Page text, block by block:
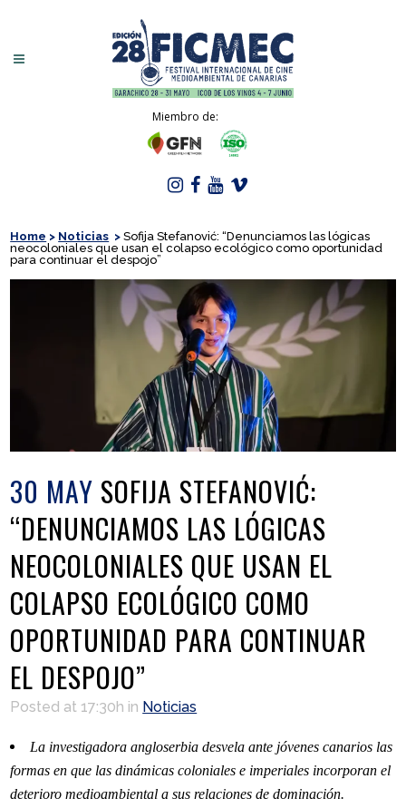
Miembro de:
Home > Noticias >Sofija Stefanović: “Denunciamos las lógicas
neocoloniales que usan el colapso ecológico como oportunidad
para continuar el despojo”
30 MAY SOFIJA STEFANOVIĆ:
“DENUNCIAMOS LAS LÓGICAS
NEOCOLONIALES QUE USAN EL
COLAPSO ECOLÓGICO COMO
OPORTUNIDAD PARA CONTINUAR
EL DESPOJO”
Posted at 17:30h in Noticias
La investigadora angloserbia desvela ante jóvenes canarios las
formas en que las dinámicas coloniales e imperiales incorporan el
deterioro medioambiental a sus relaciones de dominación.